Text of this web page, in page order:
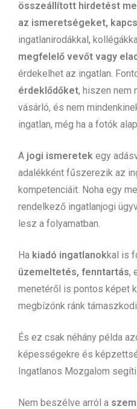
összeállított hirdetést
az ismeretségeket,
ingatlanirodákkal,
megfelelő vevőt vagy
érdekelhet az ingatlan.
érdeklődőket, hiszen nem
vásárló, és nem
ingatlan, még ha a fotók
A jogi ismeretek egy
adalékként fűszerezik az
kompetenciáit. Noha egy
rendelkező ingatlanjogi
lesz a folyamatban.
Ha kiadó ingatlanokkal is
üzemeltetés, fenntartás,
menetéről is pontos képet
megbízónk ránk
És ez csak néhány példa
képességekre és
Ingatlanos Mozgalom
Nem beszélve arról a